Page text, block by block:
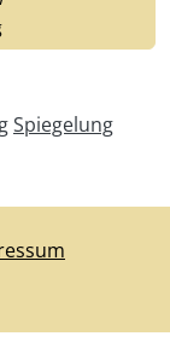
Spiegelung